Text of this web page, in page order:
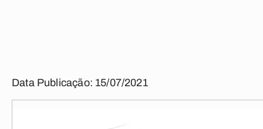
Data Publicação: 15/07/2021